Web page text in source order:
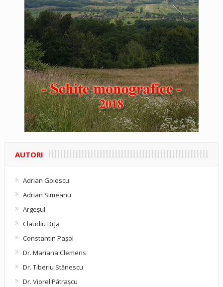
AUTORI
Adrian Golescu
Adrian Simeanu
Argeşul
Claudiu Diţa
Constantin Pașol
Dr. Mariana Clemens
Dr. Tiberiu Stănescu
Dr. Viorel Pătraşcu